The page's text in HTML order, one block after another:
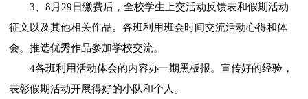
3、8月29日缴费后，全校学生上交活动反馈表和假期活动
征文以及其他相关作品。各班利用班会时间交流活动心得和体
会。推选优秀作品参加学校交流。
4各班利用活动体会的内容办一期黑板报。宣传好的经验，
表彰假期活动开展得好的小队和个人。